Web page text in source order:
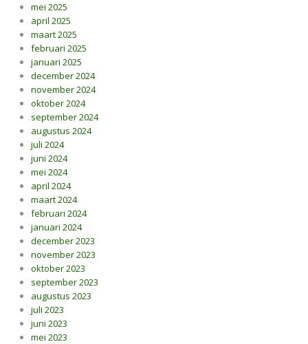
mei 2025
april 2025
maart 2025
februari 2025
januari 2025
december 2024
november 2024
oktober 2024
september 2024
augustus 2024
juli 2024
juni 2024
mei 2024
april 2024
maart 2024
februari 2024
januari 2024
december 2023
november 2023
oktober 2023
september 2023
augustus 2023
juli 2023
juni 2023
mei 2023